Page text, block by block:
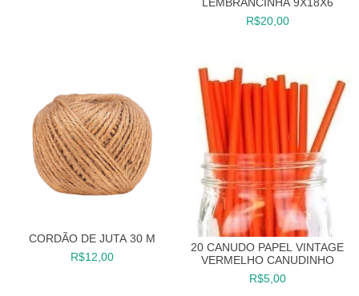
LEMBRANCINHA 9X18X6
R$20,00
CORDÃO DE JUTA 30 M
R$12,00
20 CANUDO PAPEL VINTAGE
VERMELHO CANUDINHO
R$5,00